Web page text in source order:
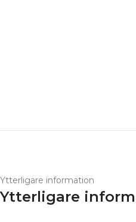
Ytterligare information
Ytterligare